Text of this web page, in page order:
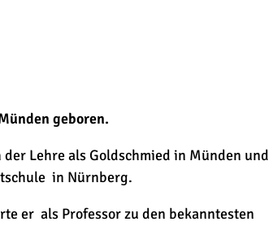
geboren.
Lehre als Goldschmied in Münden und
in Nürnberg.
er als Professor zu den bekanntesten